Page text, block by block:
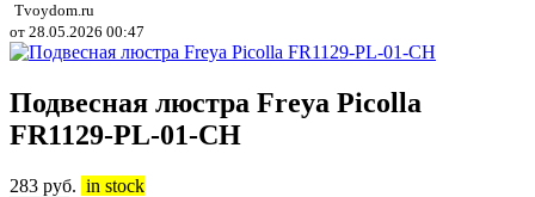
Tvoydom.ru
от 28.05.2026 00:47
Подвесная люстра Freya Picolla
FR1129-PL-01-CH
283 руб. in stock